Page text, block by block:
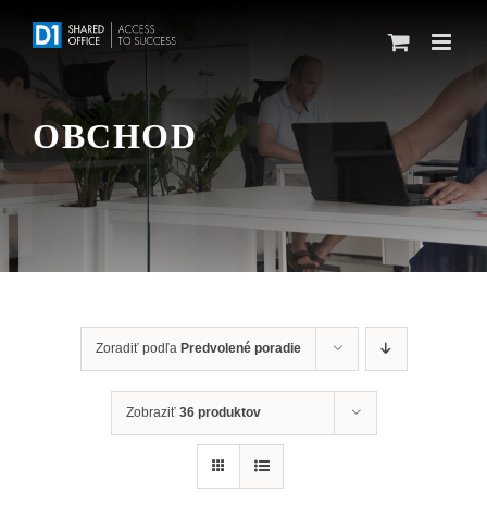
OBCHOD
Zoradiť podľa Predvolené poradie
Zobraziť 36 produktov